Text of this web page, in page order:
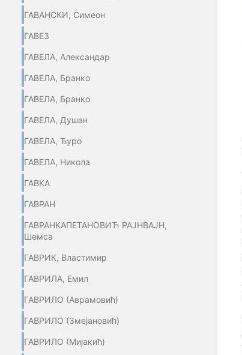
ГАВАНСКИ, Симеон
ГАВЕЗ
ГАВЕЛА, Александар
ГАВЕЛА, Бранко
ГАВЕЛА, Бранко
ГАВЕЛА, Душан
ГАВЕЛА, Ђуро
ГАВЕЛА, Никола
ГАВКА
ГАВРАН
ГАВРАНКАПЕТАНОВИЋ РАЈНВАЈН,
Шемса
ГАВРИК, Властимир
ГАВРИЛА, Емил
ГАВРИЛО (Aврамовић)
ГАВРИЛО (Змејановић)
ГАВРИЛО (Мијакић)